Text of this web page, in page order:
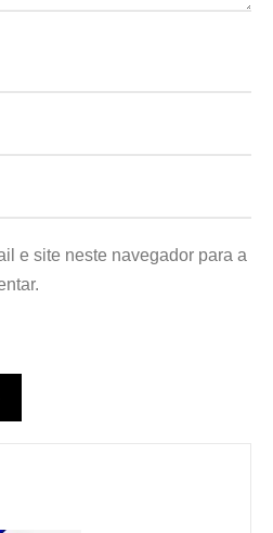
e site neste navegador para a